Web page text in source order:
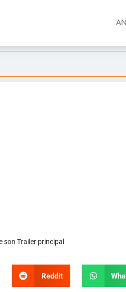
son Trailer principal
Reddit